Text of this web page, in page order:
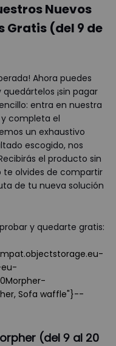
Nuevos
Gratis (del 9 de
Ahora puedes
¡sin pagar
entra en nuestra
y completa el
un exhaustivo
escogido, nos
el producto sin
te olvides de compartir
de tu nueva solución
y quedarte gratis:
Sofa waffle"}--
(del 9 al 20